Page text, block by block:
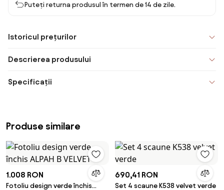
Puteți returna produsul în termen de 14 de zile.
Istoricul prețurilor
Descrierea produsului
Specificații
Produse similare
1.008 RON
Fotoliu design verde închis
690,41 RON
Set 4 scaune K538 velvet verde